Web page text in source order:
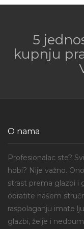
5
kupnju
O nama
Profesionalac ste?
hobi? Nije važno.
strast prema glazbi i
obratite našem
raspolaganju imate
glazbi, želje i